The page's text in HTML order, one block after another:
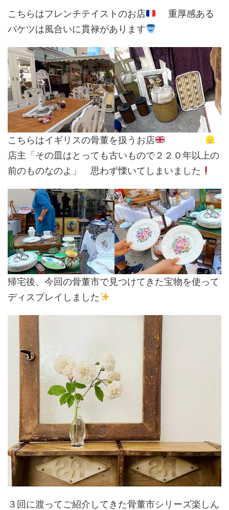
こちらはフレンチテイストのお店
重厚感ある
バケツは風合いに貫禄があります
こちらはイギリスの骨董を扱うお店
店主「その皿はとっても古いもので２２０年以上の
前のものなのよ」 思わず慄いてしまいました
帰宅後、今回の骨董市で見つけてきた宝物を使って
ディスプレイしました
３回に渡ってご紹介してきた骨董市シリーズ楽しん